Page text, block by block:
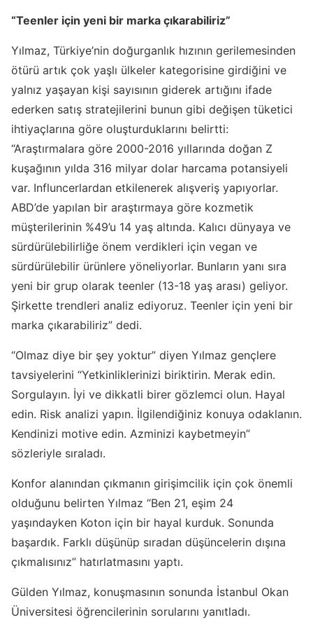
“Teenler için yeni bir marka çıkarabiliriz”
Yılmaz, Türkiye’nin doğurganlık hızının gerilemesinden
ötürü artık çok yaşlı ülkeler kategorisine girdiğini ve
yalnız yaşayan kişi sayısının giderek artığını ifade
ederken satış stratejilerini bunun gibi değişen tüketici
ihtiyaçlarına göre oluşturduklarını belirtti:
“Araştırmalara göre 2000-2016 yıllarında doğan Z
kuşağının yılda 316 milyar dolar harcama potansiyeli
var. Influncerlardan etkilenerek alışveriş yapıyorlar.
ABD’de yapılan bir araştırmaya göre kozmetik
müşterilerinin %49’u 14 yaş altında. Kalıcı dünyaya ve
sürdürülebilirliğe önem verdikleri için vegan ve
sürdürülebilir ürünlere yöneliyorlar. Bunların yanı sıra
yeni bir grup olarak teenler (13-18 yaş arası) geliyor.
Şirkette trendleri analiz ediyoruz. Teenler için yeni bir
marka çıkarabiliriz” dedi.
“Olmaz diye bir şey yoktur” diyen Yılmaz gençlere
tavsiyelerini “Yetkinliklerinizi biriktirin. Merak edin.
Sorgulayın. İyi ve dikkatli birer gözlemci olun. Hayal
edin. Risk analizi yapın. İlgilendiğiniz konuya odaklanın.
Kendinizi motive edin. Azminizi kaybetmeyin”
sözleriyle sıraladı.
Konfor alanından çıkmanın girişimcilik için çok önemli
olduğunu belirten Yılmaz “Ben 21, eşim 24
yaşındayken Koton için bir hayal kurduk. Sonunda
başardık. Farklı düşünüp sıradan düşüncelerin dışına
çıkmalısınız” hatırlatmasını yaptı.
Gülden Yılmaz, konuşmasının sonunda İstanbul Okan
Üniversitesi öğrencilerinin sorularını yanıtladı.